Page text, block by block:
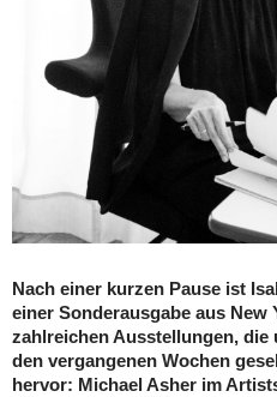
Nach einer kurzen Pause ist
einer Sonderausgabe aus New
zahlreichen Ausstellungen,
den vergangenen Wochen
hervor: Michael Asher im